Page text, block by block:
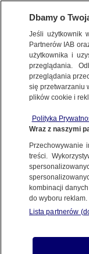
BIZNES
Z KRAJU
14.03.2016, 16:33
Udostępnij
Dbamy o
Jeśli użytkownik
Partnerów IAB
użytkownika i
przeglądania.
przeglądania
się przetwarzaniu
plików cookie i
Polityka
Wraz z naszymi
Przechowywanie
treści.
kombinacji
do wyboru reklam.
Lista partnerów